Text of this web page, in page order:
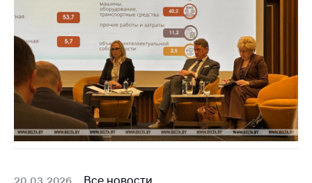
Адрес и режим
работы
Приемная
Министра
Горячая линия
Пресс-служба
Вышестоящий
20.03.2026 Все новости